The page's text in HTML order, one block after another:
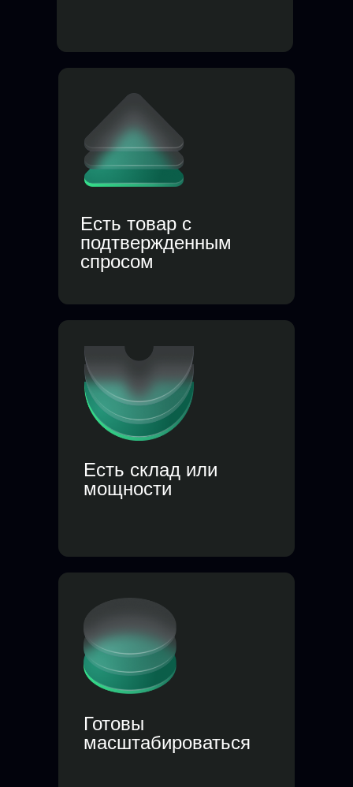
Есть склад или
мощности
Есть товар с
подтвержденным
спросом
Готовы
масштабироваться